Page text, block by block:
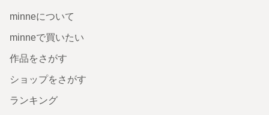
minneについて
minneで買いたい
作品をさがす
ショップをさがす
ランキング